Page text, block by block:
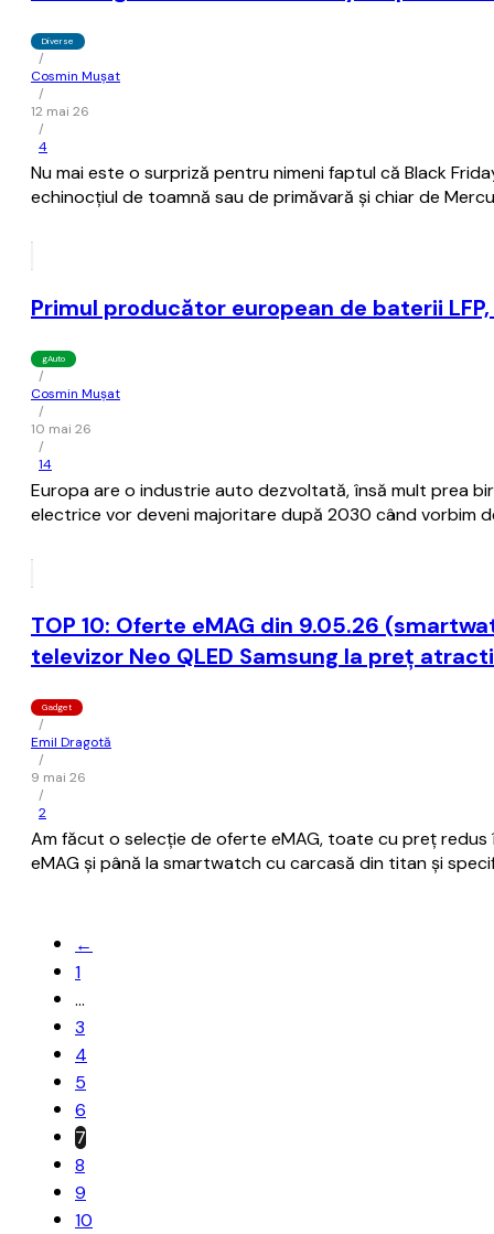
Diverse
/
Cosmin Mușat
/
12 mai 26
/
4
Nu mai este o surpriză pentru nimeni faptul că Black
echinocţiul de toamnă sau de primăvară şi chiar de
Primul producător european de baterii
gAuto
/
Cosmin Mușat
/
10 mai 26
/
14
Europa are o industrie auto dezvoltată, însă mult prea
electrice vor deveni majoritare după 2030 când vorbim
TOP 10: Oferte eMAG din 9.05.26
televizor Neo QLED Samsung la preț
Gadget
/
Emil Dragotă
/
9 mai 26
/
2
Am făcut o selecție de oferte eMAG, toate cu preț
eMAG și până la smartwatch cu carcasă din titan și
←
1
…
3
4
5
6
7
8
9
10